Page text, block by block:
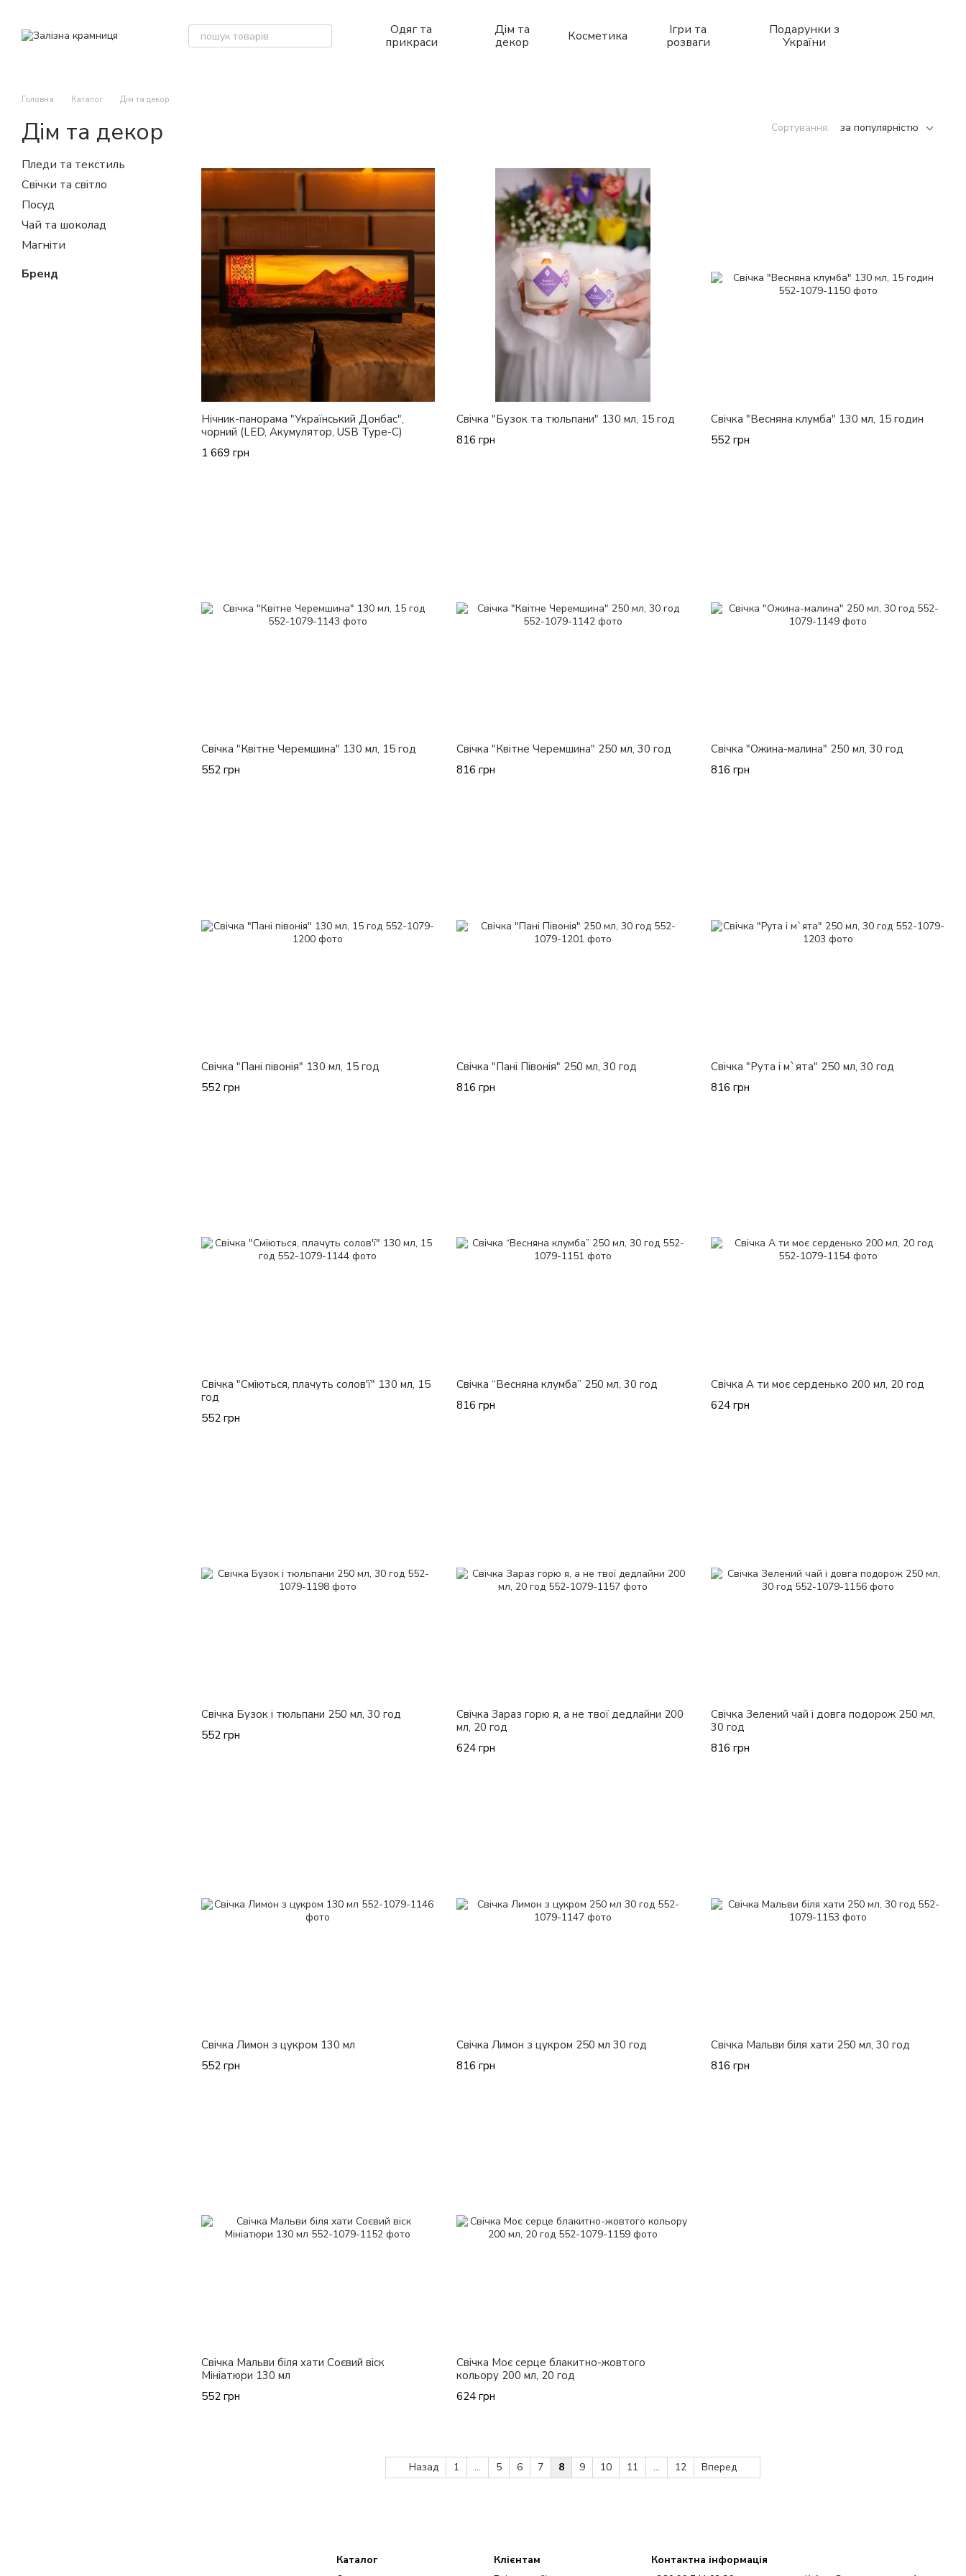
Одяг та
прикраси
Дім та
декор
Косметика
Ігри та
розваги
Подарунки з
України
Головна Каталог Дім та декор
Дім та декор Сортування: за популярністю
Нічник-панорама "Український Донбас",
чорний (LED, Акумулятор, USB Type-C)
1 669 грн
Свічка "Бузок та тюльпани" 130 мл, 15 год
816 грн
Свічка "Весняна клумба" 130 мл, 15 годин
552 грн
Свічка "Квітне Черемшина" 130 мл, 15 год
552 грн
Свічка "Квітне Черемшина" 250 мл, 30 год
816 грн
Свічка "Ожина-малина" 250 мл, 30 год
816 грн
Свічка "Пані півонія" 130 мл, 15 год
552 грн
Свічка "Пані Півонія" 250 мл, 30 год
816 грн
Свічка "Рута і м`ята" 250 мл, 30 год
816 грн
Свічка "Сміються, плачуть солов'ї" 130 мл, 15
год
552 грн
Свічка “Весняна клумба” 250 мл, 30 год
816 грн
Свічка А ти моє серденько 200 мл, 20 год
624 грн
Свічка Бузок і тюльпани 250 мл, 30 год
552 грн
Свічка Зараз горю я, а не твої дедлайни 200
мл, 20 год
624 грн
Свічка Зелений чай і довга подорож 250 мл,
30 год
816 грн
Свічка Лимон з цукром 130 мл
552 грн
Свічка Лимон з цукром 250 мл 30 год
816 грн
Свічка Мальви біля хати 250 мл, 30 год
816 грн
Свічка Мальви біля хати Соєвий віск
Мініатюри 130 мл
552 грн
Свічка Моє серце блакитно-жовтого
кольору 200 мл, 20 год
624 грн
Назад 1 ... 5 6 7 8 9 10 11 ... 12 Вперед
Пледи та текстиль
Свічки та світло
Посуд
Чай та шоколад
Магніти
Бренд
Каталог Клієнтам Контактна інформація